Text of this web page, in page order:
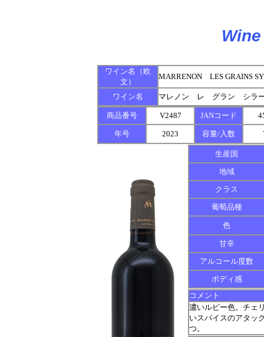
ワイン名（欧
文）
MARRENON LES
ワイン名 マレノン レ グラン シラ
商品番号 V2487 JANコード
年号 2023 容量/入数
生産国
地域
クラス
葡萄品種
色
甘辛
アルコール度数
ボディ感
コメント
濃いルビー色。チェ
いスパイスのアタッ
つ。